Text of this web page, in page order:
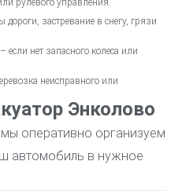
рулевого управления.
застревание в снегу, грязи
нет запасного колеса или
неисправного или
Энколово
оперативно организуем
автомобиль в нужное